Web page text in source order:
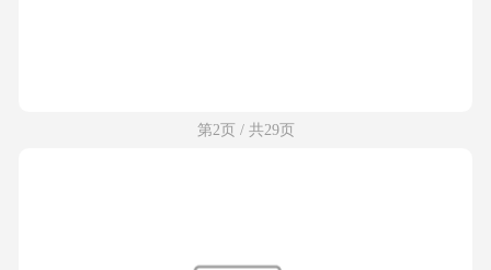
第2页 / 共29页